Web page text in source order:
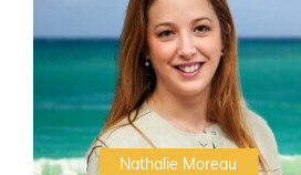
Nathalie Moreau